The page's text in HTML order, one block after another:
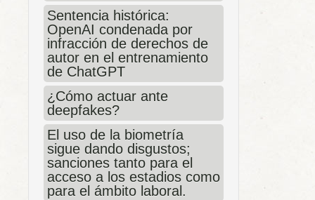
Sentencia histórica:
OpenAI condenada por
infracción de derechos de
autor en el entrenamiento
de ChatGPT
¿Cómo actuar ante
deepfakes?
El uso de la biometría
sigue dando disgustos;
sanciones tanto para el
acceso a los estadios como
para el ámbito laboral.